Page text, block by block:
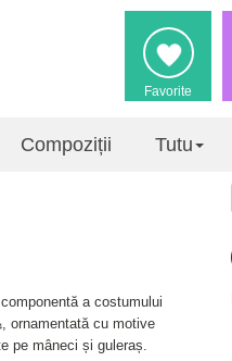
Favorite
Compoziții Tutu
a costumului
ornamentată cu motive
pe mâneci și guleraș.